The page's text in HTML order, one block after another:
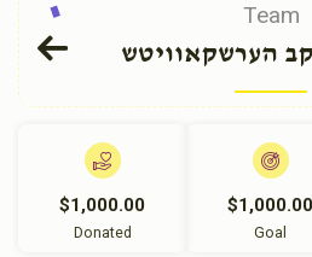
Team
הערשקאוויטש
$1,000.00
Donated
$1,000.00
Goal